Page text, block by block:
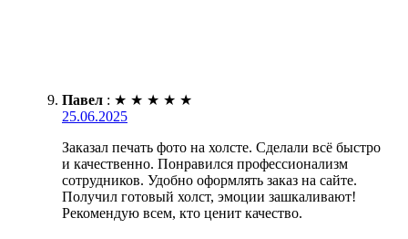
Павел : ★ ★ ★ ★ ★
25.06.2025
Заказал печать фото на холсте. Сделали всё быстро
и качественно. Понравился профессионализм
сотрудников. Удобно оформлять заказ на сайте.
Получил готовый холст, эмоции зашкаливают!
Рекомендую всем, кто ценит качество.